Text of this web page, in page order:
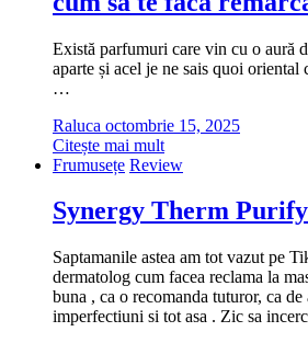
Există parfumuri care vin cu o aură
aparte și acel je ne sais quoi oriental
…
Raluca octombrie 15, 2025
Citește mai mult
Frumusețe Review
Synergy Therm
Saptamanile astea am tot vazut pe
dermatolog cum facea reclama la
buna , ca o recomanda tuturor, ca de
imperfectiuni si tot asa . Zic sa